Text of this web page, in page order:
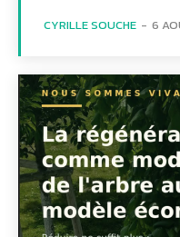
CYRILLE SOUCHE - 6